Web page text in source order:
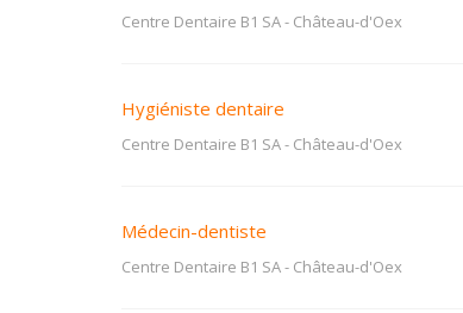
Centre Dentaire B1 SA- Château-d'Oex
Hygiéniste dentaire
Centre Dentaire B1 SA- Château-d'Oex
Médecin-dentiste
Centre Dentaire B1 SA- Château-d'Oex